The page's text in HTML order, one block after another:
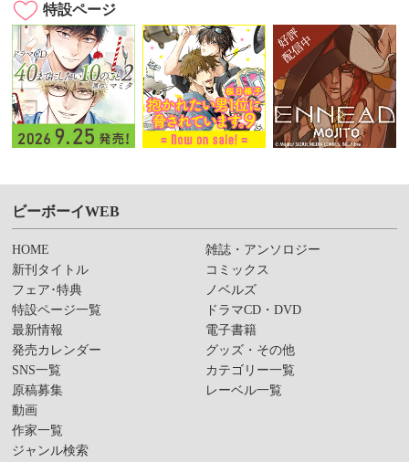
特設ページ
ビーボーイWEB
HOME
新刊タイトル
フェア･特典
特設ページ一覧
最新情報
発売カレンダー
SNS一覧
原稿募集
動画
作家一覧
ジャンル検索
雑誌・アンソロジー
コミックス
ノベルズ
ドラマCD・DVD
電子書籍
グッズ・その他
カテゴリー一覧
レーベル一覧